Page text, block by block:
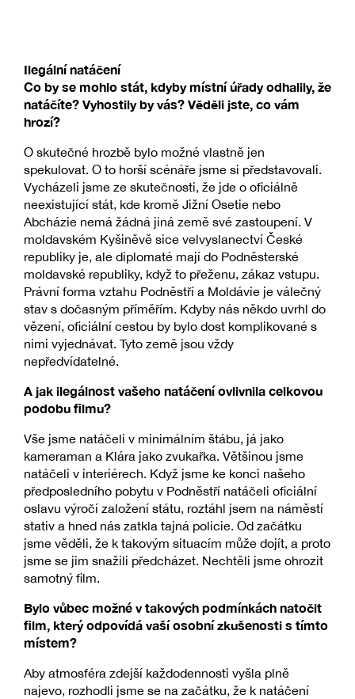
Ilegální natáčení
Co by se mohlo stát, kdyby místní úřady odhalily, že
natáčíte? Vyhostily by vás? Věděli jste, co vám
hrozí?
O skutečné hrozbě bylo možné vlastně jen
spekulovat. O to horší scénáře jsme si představovali.
Vycházeli jsme ze skutečnosti, že jde o oficiálně
neexistující stát, kde kromě Jižní Osetie nebo
Abcházie nemá žádná jiná země své zastoupení. V
moldavském Kyšiněvě sice velvyslanectví České
republiky je, ale diplomaté mají do Podněsterské
moldavské republiky, když to přeženu, zákaz vstupu.
Právní forma vztahu Podněstří a Moldávie je válečný
stav s dočasným příměřím. Kdyby nás někdo uvrhl do
vězení, oficiální cestou by bylo dost komplikované s
nimi vyjednávat. Tyto země jsou vždy
nepředvídatelné.
A jak ilegálnost vašeho natáčení ovlivnila celkovou
podobu filmu?
Vše jsme natáčeli v minimálním štábu, já jako
kameraman a Klára jako zvukařka. Většinou jsme
natáčeli v interiérech. Když jsme ke konci našeho
předposledního pobytu v Podněstří natáčeli oficiální
oslavu výročí založení státu, roztáhl jsem na náměstí
stativ a hned nás zatkla tajná policie. Od začátku
jsme věděli, že k takovým situacím může dojít, a proto
jsme se jim snažili předcházet. Nechtěli jsme ohrozit
samotný film.
Bylo vůbec možné v takových podmínkách natočit
film, který odpovídá vaší osobní zkušenosti s tímto
místem?
Aby atmosféra zdejší každodennosti vyšla plně
najevo, rozhodli jsme se na začátku, že k natáčení